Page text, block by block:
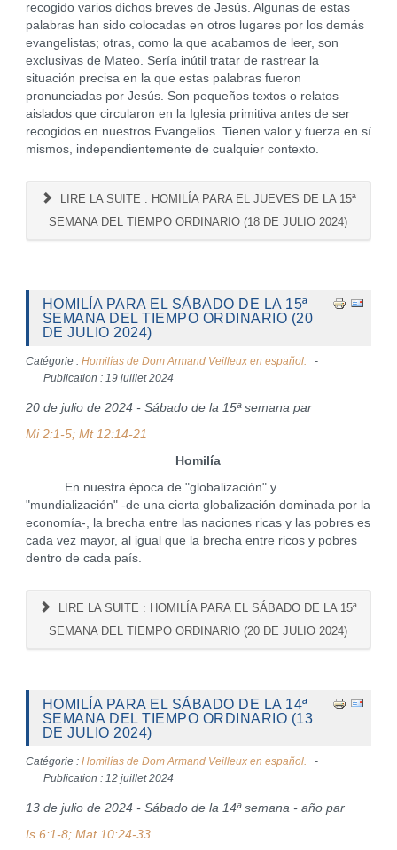
recogido varios dichos breves de Jesús. Algunas de estas
palabras han sido colocadas en otros lugares por los demás
evangelistas; otras, como la que acabamos de leer, son
exclusivas de Mateo. Sería inútil tratar de rastrear la
situación precisa en la que estas palabras fueron
pronunciadas por Jesús. Son pequeños textos o relatos
aislados que circularon en la Iglesia primitiva antes de ser
recogidos en nuestros Evangelios. Tienen valor y fuerza en sí
mismos, independientemente de cualquier contexto.
LIRE LA SUITE : HOMILÍA PARA EL JUEVES DE LA 15ª
SEMANA DEL TIEMPO ORDINARIO (18 DE JULIO 2024)
HOMILÍA PARA EL SÁBADO DE LA 15ª
SEMANA DEL TIEMPO ORDINARIO (20
DE JULIO 2024)
Catégorie : Homilías de Dom Armand Veilleux en español.
Publication : 19 juillet 2024
20 de julio de 2024 - Sábado de la 15ª semana par
Mi 2:1-5; Mt 12:14-21
Homilía
En nuestra época de "globalización" y
"mundialización" -de una cierta globalización dominada por la
economía-, la brecha entre las naciones ricas y las pobres es
cada vez mayor, al igual que la brecha entre ricos y pobres
dentro de cada país.
LIRE LA SUITE : HOMILÍA PARA EL SÁBADO DE LA 15ª
SEMANA DEL TIEMPO ORDINARIO (20 DE JULIO 2024)
HOMILÍA PARA EL SÁBADO DE LA 14ª
SEMANA DEL TIEMPO ORDINARIO (13
DE JULIO 2024)
Catégorie : Homilías de Dom Armand Veilleux en español.
Publication : 12 juillet 2024
13 de julio de 2024 - Sábado de la 14ª semana - año par
Is 6:1-8; Mat 10:24-33